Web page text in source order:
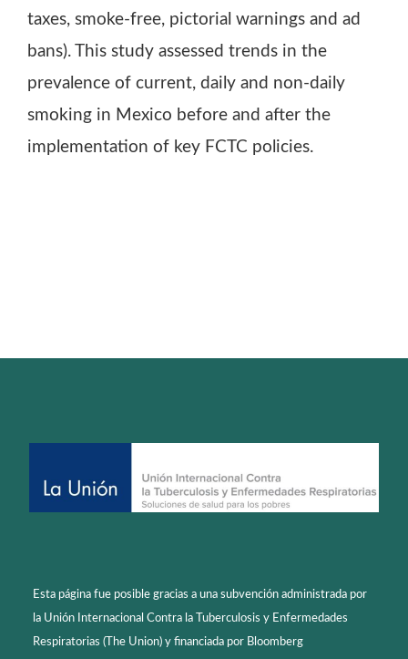
taxes, smoke-free, pictorial warnings and ad
bans). This study assessed trends in the
prevalence of current, daily and non-daily
smoking in Mexico before and after the
implementation of key FCTC policies.
Esta página fue posible gracias a una subvención administrada por
la Unión Internacional Contra la Tuberculosis y Enfermedades
Respiratorias (The Union) y financiada por Bloomberg